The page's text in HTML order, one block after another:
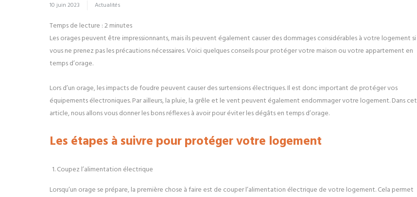
10 juin 2023 Actualités
Temps de lecture : 2 minutes
Les orages peuvent être impressionnants, mais ils peuvent également causer des dommages considérables à votre logement si
vous ne prenez pas les précautions nécessaires. Voici quelques conseils pour protéger votre maison ou votre appartement en
temps d’orage.
Lors d’un orage, les impacts de foudre peuvent causer des surtensions électriques. Il est donc important de protéger vos
équipements électroniques. Par ailleurs, la pluie, la grêle et le vent peuvent également endommager votre logement. Dans cet
article, nous allons vous donner les bons réflexes à avoir pour éviter les dégâts en temps d’orage.
Les étapes à suivre pour protéger votre logement
Coupez l’alimentation électrique
Lorsqu’un orage se prépare, la première chose à faire est de couper l’alimentation électrique de votre logement. Cela permet